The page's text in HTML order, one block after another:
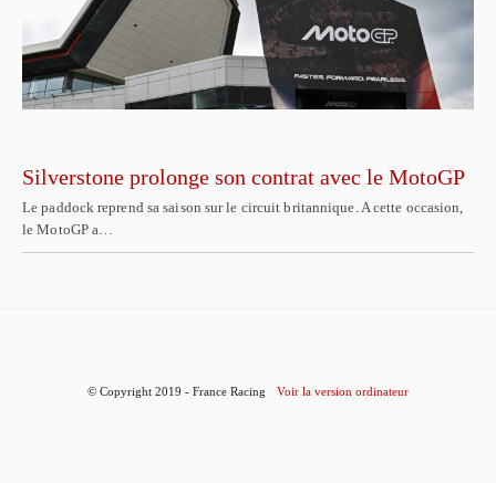
Silverstone prolonge son contrat avec le MotoGP
Le paddock reprend sa saison sur le circuit britannique. A cette occasion,
le MotoGP a…
© Copyright 2019 - France Racing Voir la version ordinateur